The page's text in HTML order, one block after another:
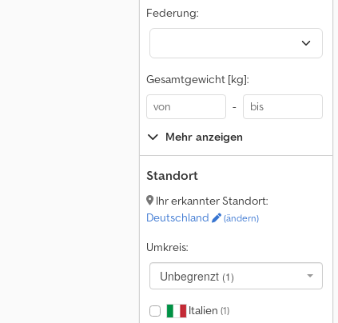
Federung:
Gesamtgewicht [kg]:
-
Mehr anzeigen
Standort
Ihr erkannter Standort:
Deutschland
(ändern)
Umkreis:
Unbegrenzt (1)
Italien (1)